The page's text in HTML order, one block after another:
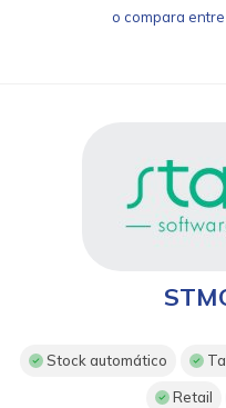
o compara
Stock automático
Retail